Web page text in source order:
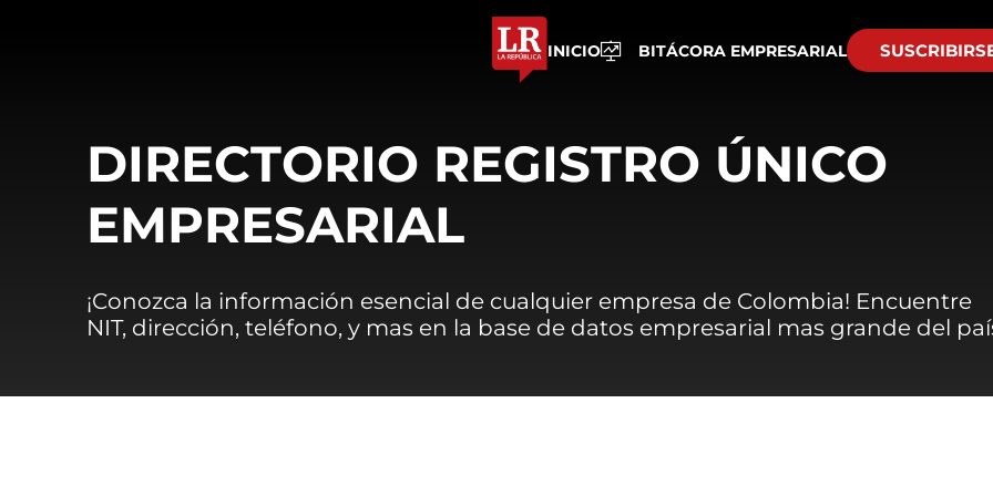
INICIO BITÁCORA EMPRESARIAL
DIRECTORIO REGISTRO ÚNICO
EMPRESARIAL
¡Conozca la información esencial de cualquier empresa de Colombia! Encuentre
NIT, dirección, teléfono, y mas en la base de datos empresarial mas grande del